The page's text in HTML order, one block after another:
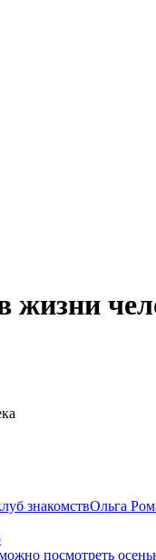
жизни
знакомствОльга
Поделиться
в
посмотреть